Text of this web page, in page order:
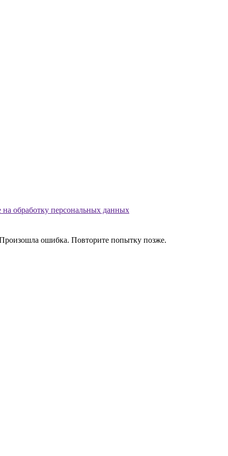
обработку персональных данных
ошибка. Повторите попытку позже.